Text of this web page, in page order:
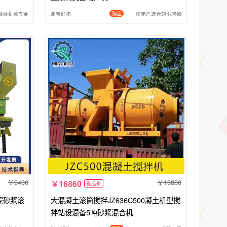
玲机械五金 淘宝好物 琦宛严选仓的小店96
9400
砂浆滚
16860 券后价 16880
大混凝土滚筒搅拌JZ636C500凝土机型搅
拌站设混备5吨砂浆混合机